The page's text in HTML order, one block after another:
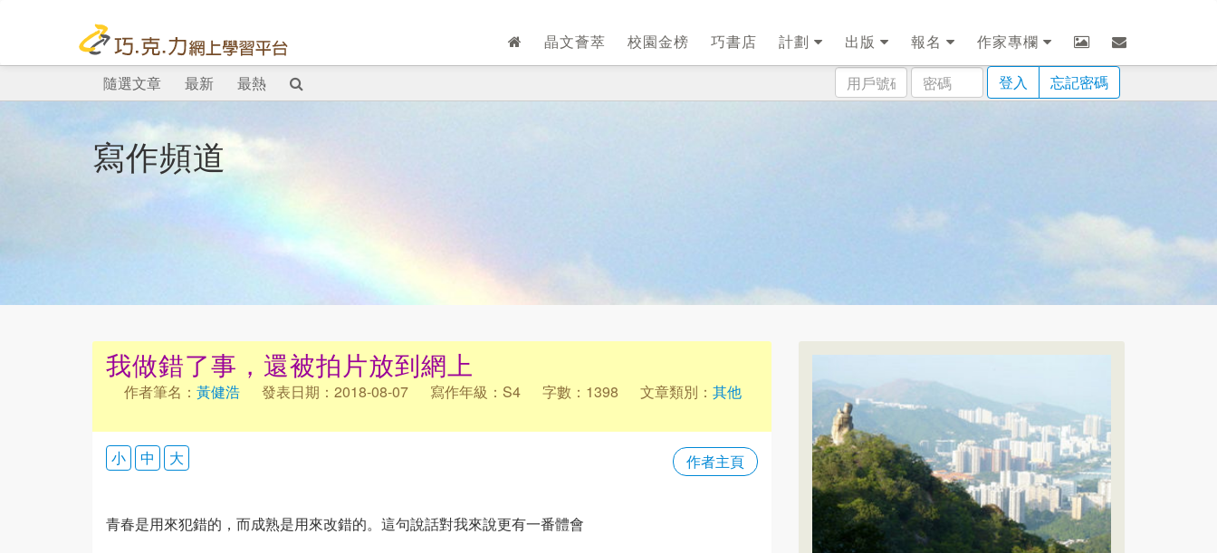
晶文薈萃 校園金榜 巧書店 計劃 出版 報名
作家專欄
用
戶
密
碼
登入 忘記密碼
隨選文章 最新 最熱
寫作頻道
我做錯了事，還被拍片放到網上
作者筆名： 黃健浩 發表日期：2018-08-07 寫作年級：S4 字數：1398 文章類別： 其他
作者主頁
小 中 大
青春是用來犯錯的，而成熟是用來改錯的。這句說話對我來說更有一番體會